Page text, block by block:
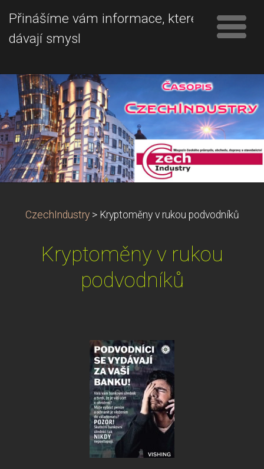
Přinášíme vám informace, které
dávají smysl
CzechIndustry > Kryptoměny v rukou podvodníků
Kryptoměny v rukou
podvodníků